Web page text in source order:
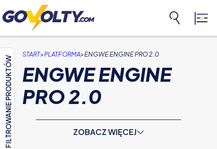
FILTROWANIE PRODUKTÓW
START>PLATFORMA>ENGWE ENGINE PRO 2.0
ENGWE ENGINE
PRO 2.0
ZOBACZ WIĘCEJ